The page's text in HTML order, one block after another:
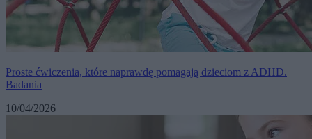
Proste ćwiczenia, które naprawdę pomagają dzieciom z ADHD.
Badania
10/04/2026